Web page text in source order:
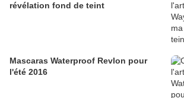
révélation fond de teint
Mascaras Waterproof Revlon pour
l'été 2016